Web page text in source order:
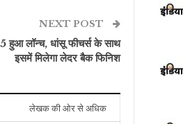
NEXT POST
लॉन्च, धांसू फीचर्स के साथ
इसमें मिलेगा लेदर बैक फिनिश
लेखक की ओर से अधिक
‘टू प्लस टू’ बातचीत के लिए